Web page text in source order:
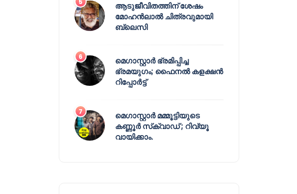
ആടുജീവിതത്തിന് ശേഷം
മോഹൻലാൽ ചിത്രവുമായി
ബ്ലെസി
മെഗാസ്റ്റാർ ഭ്രമിപ്പിച്ച
ഭ്രമയുഗം; ഫൈനൽ കളക്ഷൻ
റിപ്പോർട്ട്
മെഗാസ്റ്റാർ മമ്മൂട്ടിയുടെ
കണ്ണൂർ സ്‌ക്വാഡ് ; റിവ്യൂ
വായിക്കാം.